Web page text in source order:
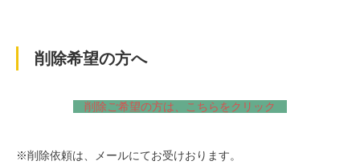
削除希望の方へ
削除ご希望の方は、こちらをクリック
※削除依頼は、メールにてお受けおります。